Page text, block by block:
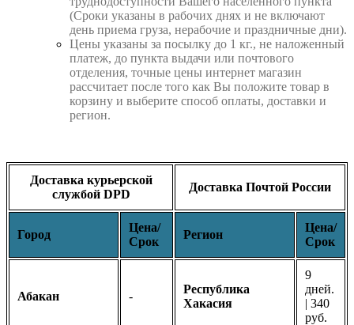
(Сроки указаны в рабочих днях и не включают
день приема груза, нерабочие и праздничные дни).
Цены указаны за посылку до 1 кг., не наложенный
платеж, до пункта выдачи или почтового
отделения, точные цены интернет магазин
рассчитает после того как Вы положите товар в
корзину и выберите способ оплаты, доставки и
регион.
Доставка курьерской
службой DPD
Доставка Почтой России
Город
Цена/
Срок
Регион
Цена/
Срок
Абакан -
Республика
Хакасия
9
дней.
| 340
руб.